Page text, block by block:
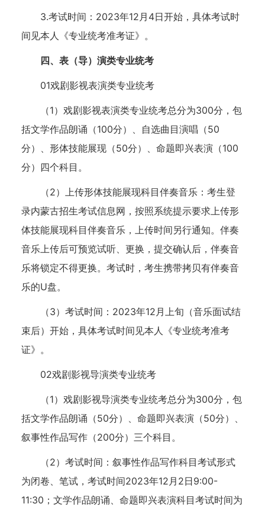
3.考试时间：2023年12月4日开始，具体考试时
间见本人《专业统考准考证》。
四、表（导）演类专业统考
01戏剧影视表演类专业统考
（1）戏剧影视表演类专业统考总分为300分，包
括文学作品朗诵（100分）、自选曲目演唱（50
分）、形体技能展现（50分）、命题即兴表演（100
分）四个科目。
（2）上传形体技能展现科目伴奏音乐：考生登
录内蒙古招生考试信息网，按照系统提示要求上传形
体技能展现科目伴奏音乐，上传时间另行通知。伴奏
音乐上传后可预览试听、更换，提交确认后，伴奏音
乐将锁定不得更换。考试时，考生携带拷贝有伴奏音
乐的U盘。
（3）考试时间：2023年12月上旬（音乐面试结
束后）开始，具体考试时间见本人《专业统考准考
证》。
02戏剧影视导演类专业统考
（1）戏剧影视导演类专业统考总分为300分，包
括文学作品朗诵（50分）、命题即兴表演（50分）、
叙事性作品写作（200分）三个科目。
（2）考试时间：叙事性作品写作科目考试形式
为闭卷、笔试，考试时间2023年12月2日9:00-
11:30；文学作品朗诵、命题即兴表演科目考试时间为